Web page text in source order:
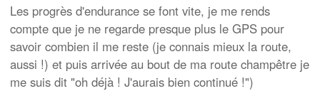
Les progrès d'endurance se font vite, je me rends
compte que je ne regarde presque plus le GPS pour
savoir combien il me reste (je connais mieux la route,
aussi !) et puis arrivée au bout de ma route champêtre je
me suis dit "oh déjà ! J'aurais bien continué !")